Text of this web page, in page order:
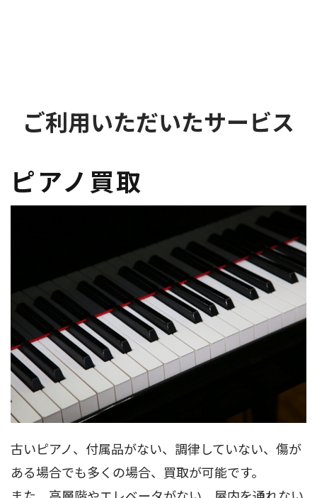
ご利用いただいたサービス
ピアノ買取
古いピアノ、付属品がない、調律していない、傷が
ある場合でも多くの場合、買取が可能です。